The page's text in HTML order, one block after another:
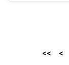
<< <